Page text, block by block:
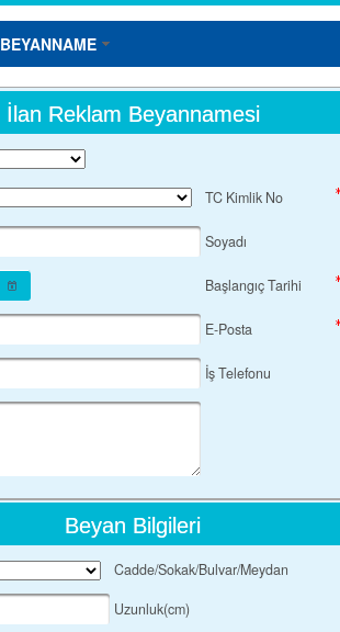
BEYANNAME
İlan Reklam Beyannamesi
TC Kimlik No
Soyadı
Başlangıç Tarihi
E-Posta
İş Telefonu
Beyan Bilgileri
Cadde/Sokak/Bulvar/Meydan
Uzunluk(cm)